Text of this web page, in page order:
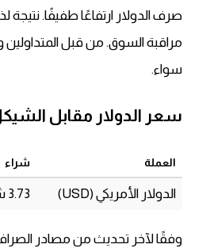
صرف الدولار ارتفاعًا طفيفًا. نتيجة
مراقبة السوق. من قبل
سواء.
سعر الدولار مقابل
العملة شراء
الدولار الأمريكي (USD) 3.73 شيكل
وفقًا لآخر تحديث من مصادر